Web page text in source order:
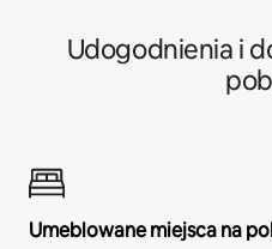
Udogodnienia i
Umeblowane miejsca na